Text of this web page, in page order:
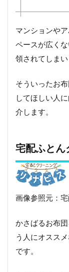
マンションや
ペースが広く
領されてしまい
そういったお
してほしい人
介します。
宅配ふとん
画像参照元：
かさばるお布
う人にオスス
です。